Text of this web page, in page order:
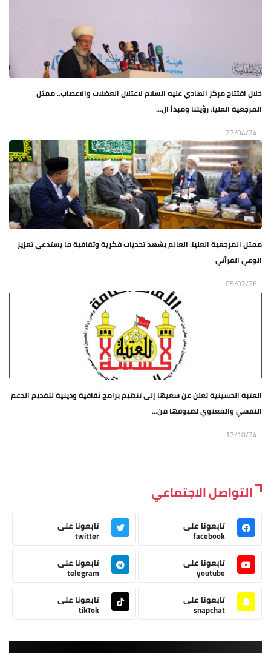
خلال افتتاح مركز الهادي عليه السلام لاعتلال العضلات والاعصاب.. ممثل
المرجعية العليا: رؤيتنا ومبدأ ال...
27/04/24
ممثل المرجعية العليا: العالم يشهد تحديات فكرية وثقافية ما يستدعي تعزيز
الوعي القرآني
05/02/26
العتبة الحسينية تعلن عن سعيها إلى تنظيم برامج ثقافية ودينية لتقديم الدعم
النفسي والمعنوي لضيوفها من...
17/10/24
التواصل الاجتماعي
تابعونا على
facebook
تابعونا على
twitter
تابعونا على
youtube
تابعونا على
telegram
تابعونا على
snapchat
تابعونا على
tikTok